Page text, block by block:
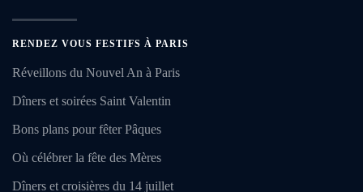
RENDEZ VOUS FESTIFS À PARIS
Réveillons du Nouvel An à Paris
Dîners et soirées Saint Valentin
Bons plans pour fêter Pâques
Où célébrer la fête des Mères
Dîners et croisières du 14 juillet